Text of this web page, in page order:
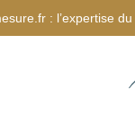
: l’expertise